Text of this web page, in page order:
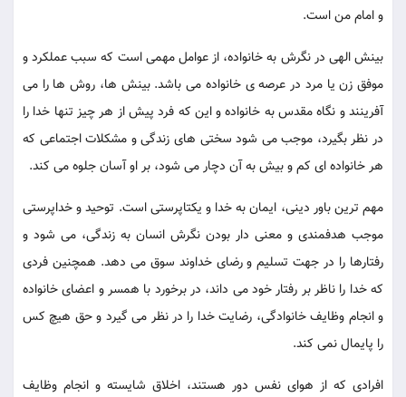
و امام من است.
بینش الهی در نگرش به خانواده، از عوامل مهمی است که سبب عملکرد و
موفق زن یا مرد در عرصه ی خانواده می باشد. بینش ها، روش ها را می
آفرینند و نگاه مقدس به خانواده و این که فرد پیش از هر چیز تنها خدا را
در نظر بگیرد، موجب می شود سختی های زندگی و مشکلات اجتماعی که
هر خانواده ای کم و بیش به آن دچار می شود، بر او آسان جلوه می کند.
مهم ترین باور دینی، ایمان به خدا و یکتاپرستی است. توحید و خداپرستی
موجب هدفمندی و معنی دار بودن نگرش انسان به زندگی، می شود و
رفتارها را در جهت تسلیم و رضای خداوند سوق می دهد. همچنین فردی
که خدا را ناظر بر رفتار خود می داند، در برخورد با همسر و اعضای خانواده
و انجام وظایف خانوادگی، رضایت خدا را در نظر می گیرد و حق هیچ کس
را پایمال نمی کند.
افرادی که از هوای نفس دور هستند، اخلاق شایسته و انجام وظایف